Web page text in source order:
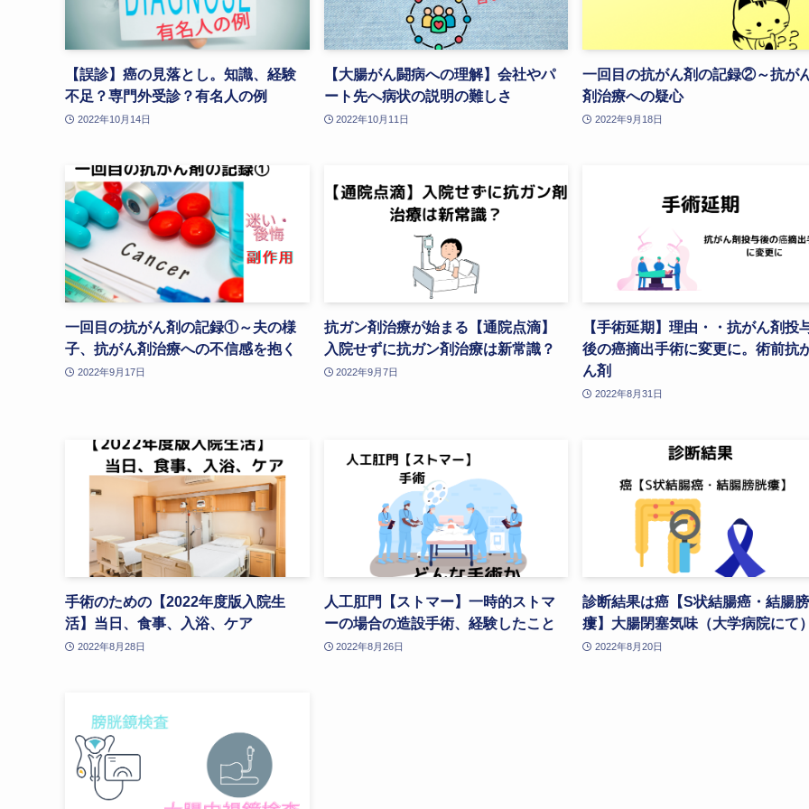
【誤診】癌の見落とし。知識、経験
不足？専門外受診？有名人の例
2022年10月14日
【大腸がん闘病への理解】会社やパ
ート先へ病状の説明の難しさ
2022年10月11日
一回目の抗がん剤の記録②～抗が
剤治療への疑心
2022年9月18日
一回目の抗がん剤の記録①～夫の様
子、抗がん剤治療への不信感を抱く
2022年9月17日
抗ガン剤治療が始まる【通院点滴】
入院せずに抗ガン剤治療は新常識？
2022年9月7日
【手術延期】理由・・抗がん剤投
後の癌摘出手術に変更に。術前抗
ん剤
2022年8月31日
手術のための【2022年度版入院生
活】当日、食事、入浴、ケア
2022年8月28日
人工肛門【ストマー】一時的ストマ
ーの場合の造設手術、経験したこと
2022年8月26日
診断結果は癌【S状結腸癌・結腸
瘻】大腸閉塞気味（大学病院にて
2022年8月20日